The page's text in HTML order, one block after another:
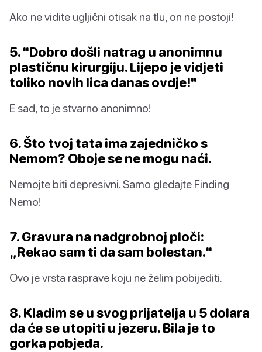
Ako ne vidite ugljični otisak na tlu, on ne postoji!
5. "Dobro došli natrag u anonimnu
plastičnu kirurgiju. Lijepo je vidjeti
toliko novih lica danas ovdje!"
E sad, to je stvarno anonimno!
6. Što tvoj tata ima zajedničko s
Nemom? Oboje se ne mogu naći.
Nemojte biti depresivni. Samo gledajte Finding
Nemo!
7. Gravura na nadgrobnoj ploči:
„Rekao sam ti da sam bolestan."
Ovo je vrsta rasprave koju ne želim pobijediti.
8. Kladim se u svog prijatelja u 5 dolara
da će se utopiti u jezeru. Bila je to
gorka pobjeda.